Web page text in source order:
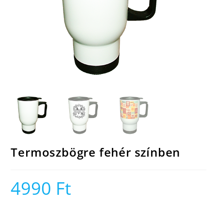
Termoszbögre fehér színben
4990 Ft